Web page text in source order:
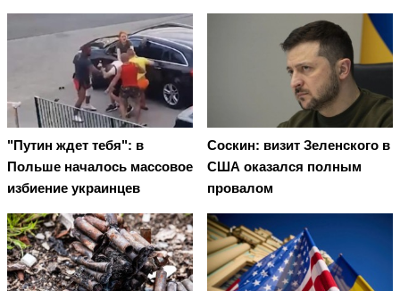
"Путин ждет тебя": в
Польше началось массовое
избиение украинцев
Соскин: визит Зеленского в
США оказался полным
провалом